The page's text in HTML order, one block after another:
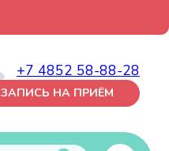
+7 4852 58-88-28
ЗАПИСЬ НА ПРИЁМ